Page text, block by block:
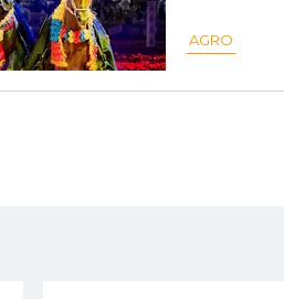
$ 355,50
AGRO